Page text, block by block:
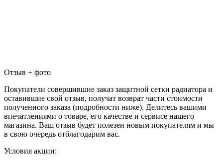
Отзыв + фото
Покупатели совершившие заказ защитной сетки радиатора и
оставившие свой отзыв, получат возврат части стоимости
полученного заказа (подробности ниже). Делитесь вашими
впечатлениями о товаре, его качестве и сервисе нашего
магазина. Ваш отзыв будет полезен новым покупателям и мы
в свою очередь отблагодарим вас.
Условия акции: